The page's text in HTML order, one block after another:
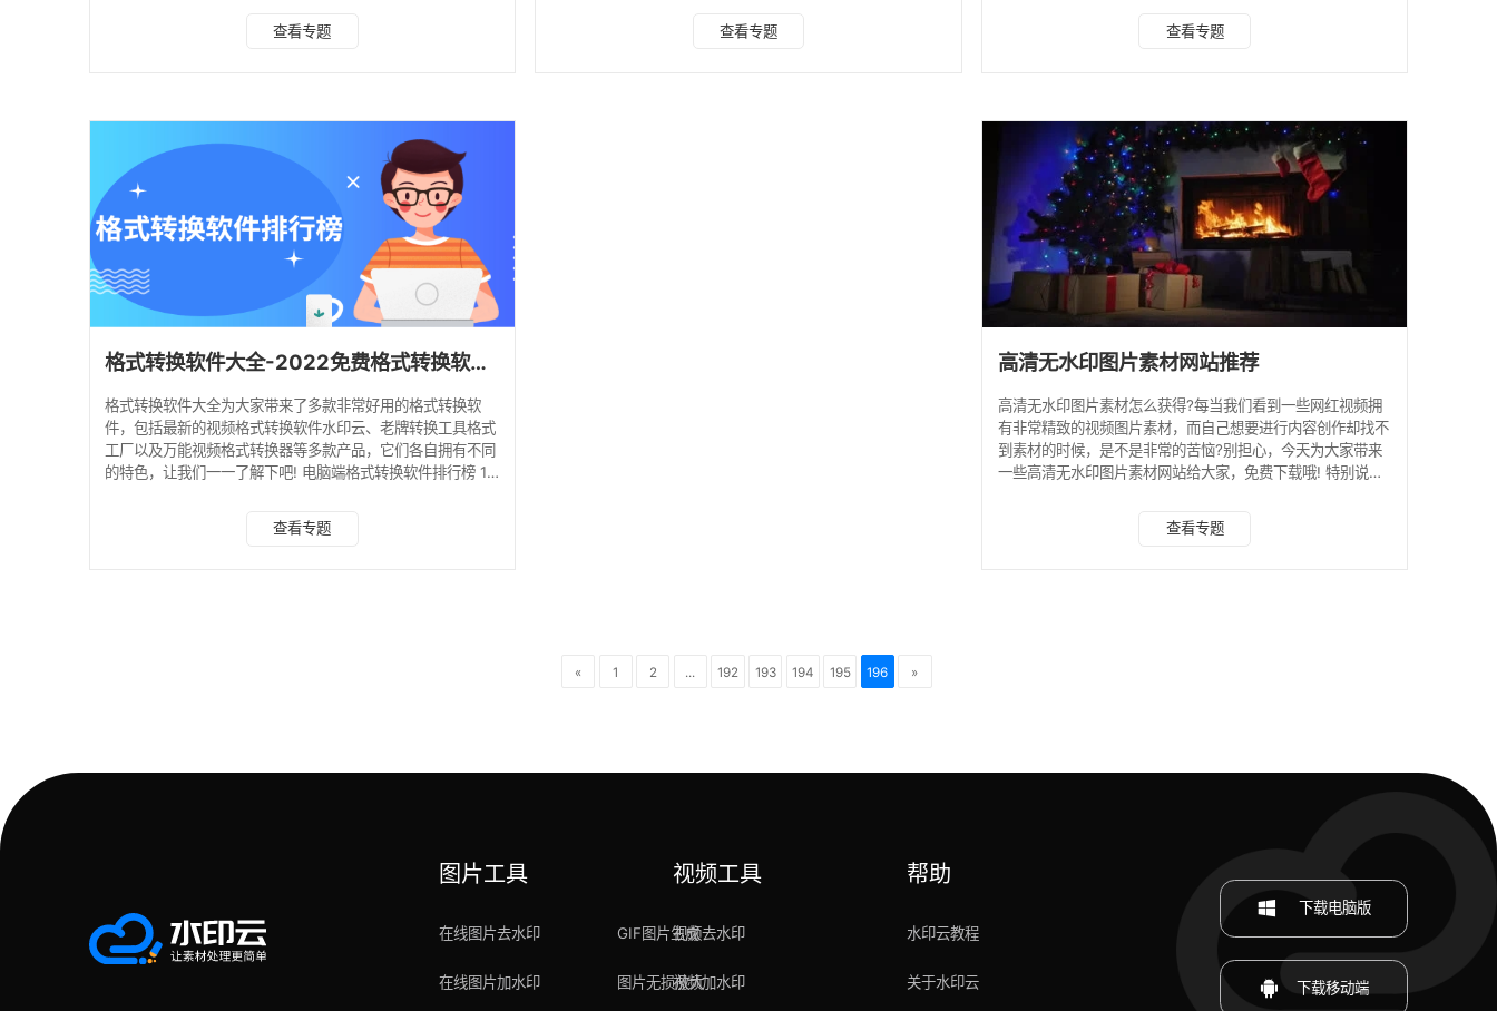
信，在【发现】面板找到【搜一搜】。 3、直接输入【水印云
查看专题
题，现在的网上，无论是各大视频平台还是软件app亦或是各
查看专题
录制区域；它可以插入多个摄像头并添加各种图片和文字水
服务器可轻松共享局域网内的桌面如多媒体教室、
查看专题
格式转换软件大全-2022免费格式转换软件排行榜
格式转换软件大全为大家带来了多款非常好用的格式转换软
件，包括最新的视频格式转换软件水印云、老牌转换工具格式
工厂以及万能视频格式转换器等多款产品，它们各自拥有不同
的特色，让我们一一了解下吧! 电脑端格式转换软件排行榜 1.
软件，它还拥有多个其它实用的功能，而视频格式转换就是其
中之一，水印云视频格式转换，支持avi、mov、m3u8等多
查看专题
高清无水印图片素材网站推荐
高清无水印图片素材怎么获得?每当我们看到一些网红视频拥
有非常精致的视频图片素材，而自己想要进行内容创作却找不
到素材的时候，是不是非常的苦恼?别担心，今天为大家带来
一些高清无水印图片素材网站给大家，免费下载哦! 特别说
云，来对有水印的素材去水印，水印云支持图片去水印、视频
去水印功能，只需框选水印区域，就可以进行水印去除! 水印
查看专题
« 1 2 ... 192 193 194 195 196 »
图片工具
在线图片去水印
在线图片加水印
GIF图片生成
图片无损放大
视频工具
视频去水印
视频加水印
帮助
水印云教程
关于水印云
下载电脑版
下载移动端